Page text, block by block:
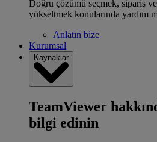
Doğru çözümü seçmek, sipariş
yükseltmek konularında yardım
Anlatın bize
Kurumsal
Kaynaklar
TeamViewer
bilgi edinin